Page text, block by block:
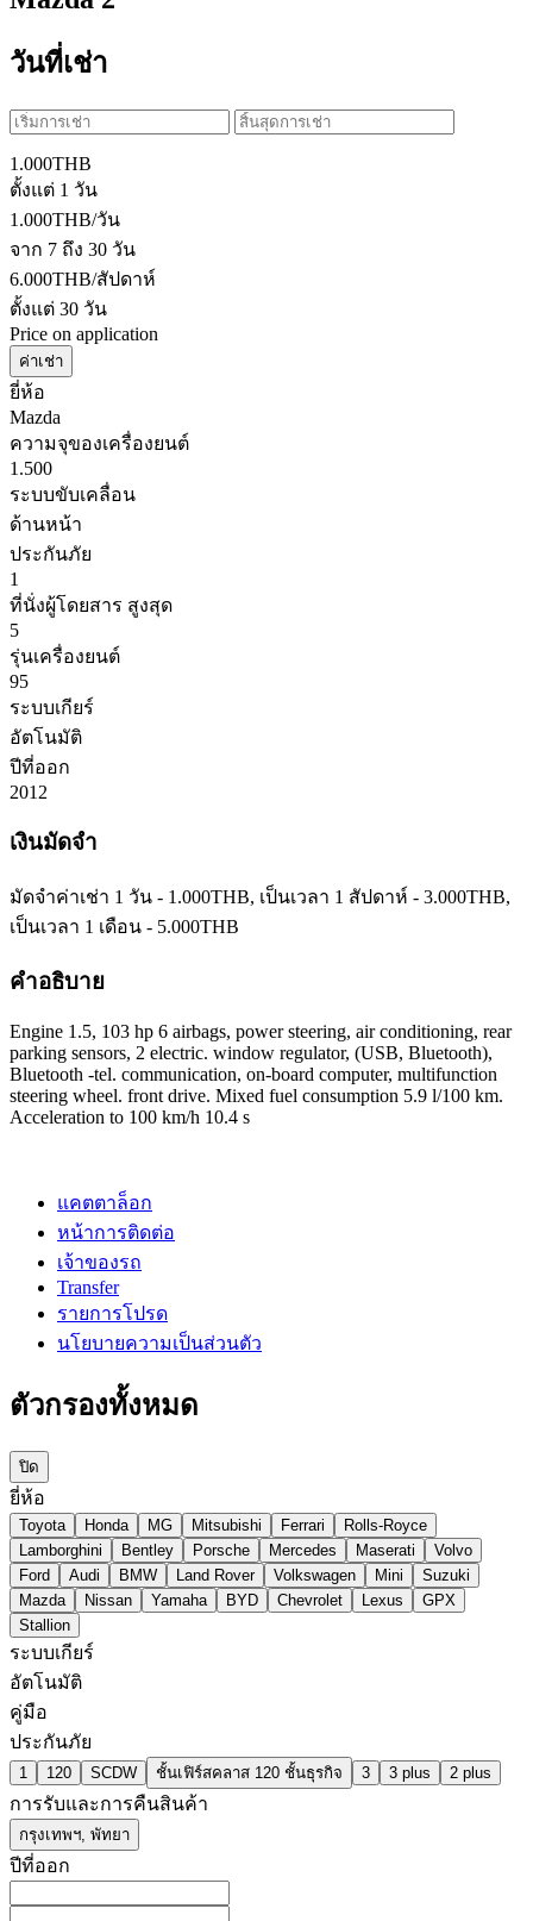
วันที่เช่า
1.000THB
ตั้งแต่ 1 วัน
1.000THB/วัน
จาก 7 ถึง 30 วัน
6.000THB/สัปดาห์
ตั้งแต่ 30 วัน
Price on application
ค่าเช่า
ยี่ห้อ
Mazda
ความจุของเครื่องยนต์
1.500
ระบบขับเคลื่อน
ด้านหน้า
ประกันภัย
1
ที่นั่งผู้โดยสาร สูงสุด
5
รุ่นเครื่องยนต์
95
ระบบเกียร์
อัตโนมัติ
ปีที่ออก
2012
เงินมัดจำ
มัดจำค่าเช่า 1 วัน - 1.000THB, เป็นเวลา 1 สัปดาห์ - 3.000THB,
เป็นเวลา 1 เดือน - 5.000THB
คำอธิบาย
Engine 1.5, 103 hp 6 airbags, power steering, air conditioning, rear
parking sensors, 2 electric. window regulator, (USB, Bluetooth),
Bluetooth -tel. communication, on-board computer, multifunction
steering wheel. front drive. Mixed fuel consumption 5.9 l/100 km.
Acceleration to 100 km/h 10.4 s
แคตตาล็อก
หน้าการติดต่อ
เจ้าของรถ
Transfer
รายการโปรด
นโยบายความเป็นส่วนตัว
ตัวกรองทั้งหมด
ปิด
ยี่ห้อ
Toyota Honda MG Mitsubishi Ferrari
Rolls-Royce
Lamborghini
Bentley Porsche Mercedes Maserati
Volvo
Ford
Audi BMW Land Rover Volkswagen Mini
Suzuki
Mazda
Nissan Yamaha BYD Chevrolet Lexus
GPX
Stallion
ระบบเกียร์
อัตโนมัติ
คู่มือ
ประกันภัย
1 120 SCDW ชั้นเฟิร์สคลาส 120 ชั้นธุรกิจ 3 3 plus 2 plus
การรับและการคืนสินค้า
กรุงเทพฯ, พัทยา
ปีที่ออก